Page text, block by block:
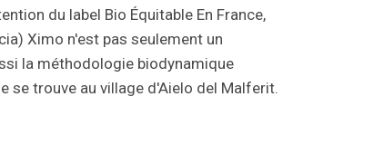
du label Bio Équitable En France,
Ximo n'est pas seulement un
la méthodologie biodynamique
se trouve au village d'Aielo del Malferit.